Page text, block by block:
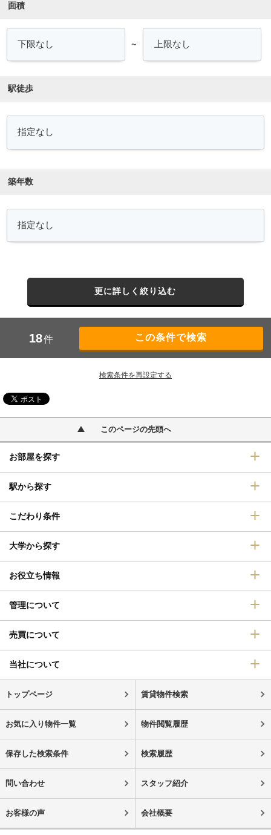
面積
～
駅徒歩
築年数
更に詳しく絞り込む
18件
検索条件を再設定する
このページの先頭へ
お部屋を探す
駅から探す
こだわり条件
大学から探す
お役立ち情報
管理について
売買について
当社について
トップページ 賃貸物件検索
お気に入り物件一覧 物件閲覧履歴
保存した検索条件 検索履歴
問い合わせ スタッフ紹介
お客様の声 会社概要